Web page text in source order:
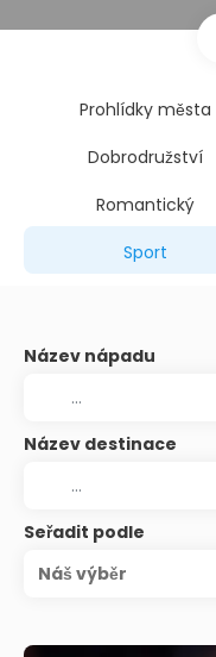
Prohlídky města
Dobrodružství
Romantický
Sport
Název nápadu
Název destinace
Seřadit podle
Náš výběr